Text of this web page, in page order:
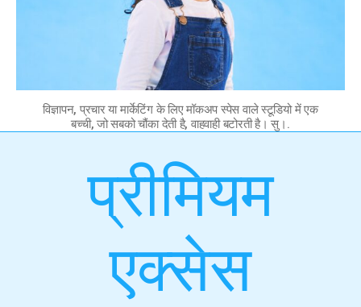
विज्ञापन, प्रचार या मार्केटिंग के लिए मॉकअप स्पेस वाले स्टूडियो में एक
बच्ची, जो सबको चौंका देती है, वाहवाही बटोरती है। सु।.
प्रीमियम
एक्सेस